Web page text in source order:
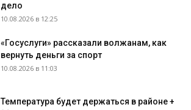
дело
10.08.2026 в 12:25
«Госуслуги» рассказали волжанам, как
вернуть деньги за спорт
10.08.2026 в 11:03
Температура будет держаться в районе +